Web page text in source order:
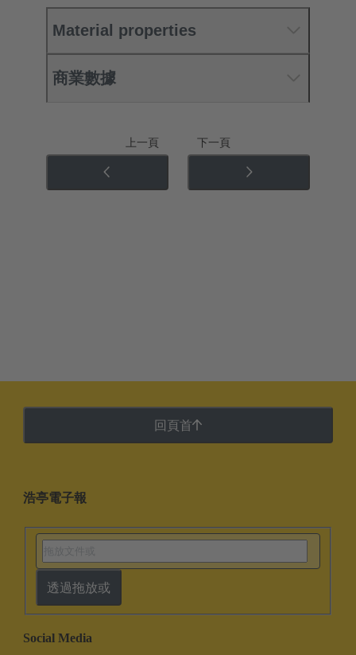
Material properties
商業數據
上一頁 下一頁
回頁首
浩亭電子報
透過拖放或
Social Media